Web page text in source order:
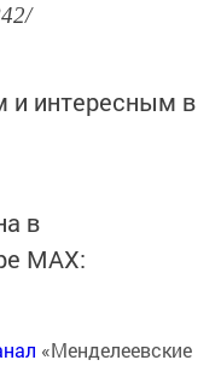
интересным в
в
MАХ:
«Менделеевские